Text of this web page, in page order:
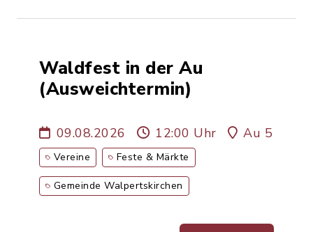
Waldfest in der Au
(Ausweichtermin)
09.08.2026 12:00 Uhr Au 5
Vereine Feste & Märkte
Gemeinde Walpertskirchen